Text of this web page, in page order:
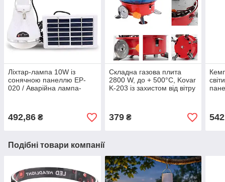
Ліхтар-лампа 10W із
сонячною панеллю EP-
020 / Аварійна лампа-
492,86 ₴
Складна газова плита
2800 W, до + 500°С, Kovar
K-203 із захистом від вітру
379₴ 542
Подібні товари компанії